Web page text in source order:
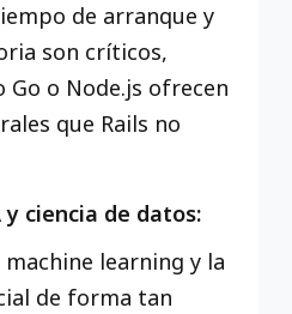
de arranque y
son críticos,
o Node.js ofrecen
que Rails no
ciencia de datos:
learning y la
de forma tan